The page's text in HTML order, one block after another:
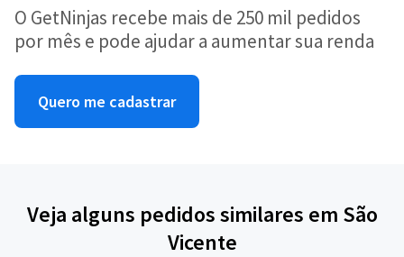
O GetNinjas recebe mais de 250 mil pedidos
por mês e pode ajudar a aumentar sua renda
Quero me cadastrar
Veja alguns pedidos similares em São
Vicente